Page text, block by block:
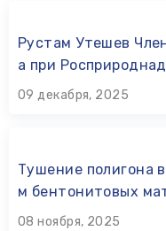
Рустам Утешев
а при
09 декабря, 2025
Тушение полигона
м бентонитовых
08 ноября, 2025